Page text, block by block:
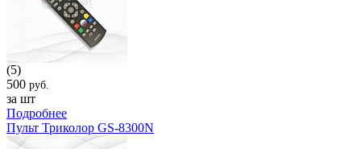
(5)
500 руб.
за шт
Подробнее
Пульт Триколор GS-8300N